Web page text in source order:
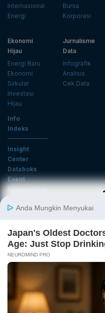
Internasional
Energi
Bursa
Korporasi
Ekonomi
Hijau
Energi Baru
Ekonomi
Sirkular
Investasi
Hijau
Jurnalisme
Data
Infografik
Analisis
Cek Data
Info
Indeks
Insight
Center
Databoks
Event
KatadataOto
Email
Tentang Katadata
Kebijakan Privasi